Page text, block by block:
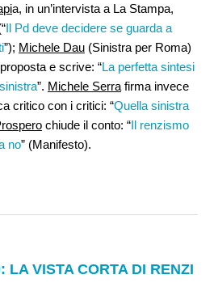
a, in un’intervista a La Stampa,
Il Pd deve decidere se guarda a
”); Michele Dau (Sinistra per Roma)
e scrive: “La perfetta sintesi
”. Michele Serra firma invece
critico con i critici: “Quella sinistra
chiude il conto: “Il renzismo
no” (Manifesto).
LA VISTA CORTA DI RENZI